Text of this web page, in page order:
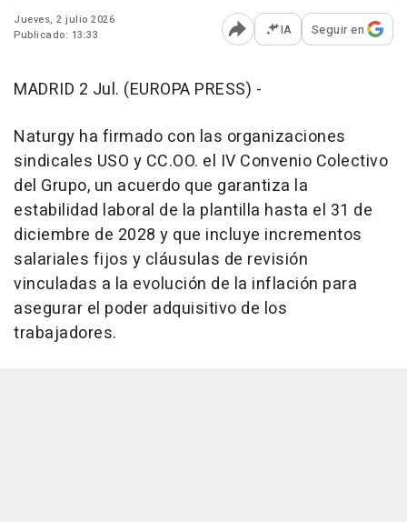
Jueves, 2 julio 2026
Publicado: 13:33
Abrir opciones para
IA Seguir en
MADRID 2 Jul. (EUROPA PRESS) -
Naturgy ha firmado con las organizaciones
sindicales USO y CC.OO. el IV Convenio Colectivo
del Grupo, un acuerdo que garantiza la
estabilidad laboral de la plantilla hasta el 31 de
diciembre de 2028 y que incluye incrementos
salariales fijos y cláusulas de revisión
vinculadas a la evolución de la inflación para
asegurar el poder adquisitivo de los
trabajadores.